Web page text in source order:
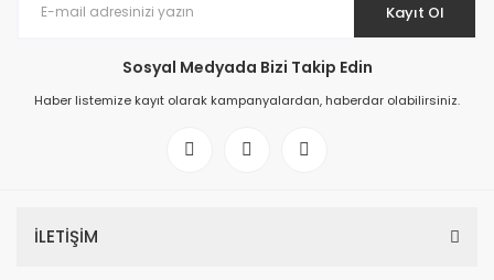
Kayıt Ol
Sosyal Medyada Bizi Takip Edin
Haber listemize kayıt olarak kampanyalardan, haberdar olabilirsiniz.
İLETİŞİM